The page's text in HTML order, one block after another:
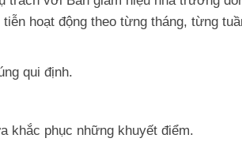
hoạt động theo từng tháng, từng
qui định.
khắc phục những khuyết điểm.